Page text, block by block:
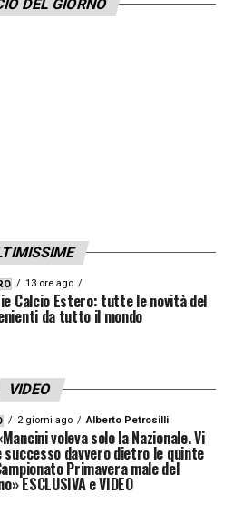
è stata divisa in due
NOSTRE TOP NEWS
DEL GIORNO
13 ore ago
Calcio Estero: tutte le novità del
da tutto il mondo
VIDEO
2 giorni ago Alberto Petrosilli
voleva solo la Nazionale. Vi
successo davvero dietro le quinte
Primavera male del
ESCLUSIVA e VIDEO